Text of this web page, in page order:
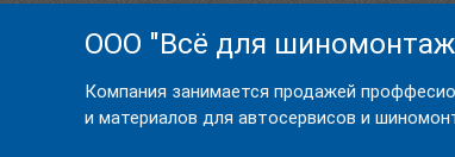
ООО "Всё для
Компания занимается продажей
и материалов для автосервисов и